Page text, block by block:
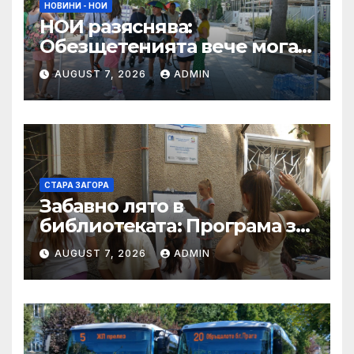
НОВИНИ - НОИ
НОИ разяснява:
Обезщетенията вече могат
да бъдат превеждани по
лични платежни сметки от
доставчици от ЕИП,
включително и по Revolut
AUGUST 7, 2026 ADMIN
СТАРА ЗАГОРА
Забавно лято в
библиотекатa: Програма за
периода 10.08.2026 –
14.08.2026
AUGUST 7, 2026 ADMIN